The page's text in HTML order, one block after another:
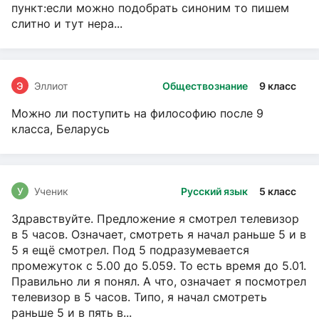
пункт:если можно подобрать синоним то пишем
слитно и тут нера...
Обществознание 9 класс
Э Эллиот
Можно ли поступить на философию после 9
класса, Беларусь
Русский язык 5 класс
У Ученик
Здравствуйте. Предложение я смотрел телевизор
в 5 часов. Означает, смотреть я начал раньше 5 и в
5 я ещё смотрел. Под 5 подразумевается
промежуток с 5.00 до 5.059. То есть время до 5.01.
Правильно ли я понял. А что, означает я посмотрел
телевизор в 5 часов. Типо, я начал смотреть
раньше 5 и в пять в...